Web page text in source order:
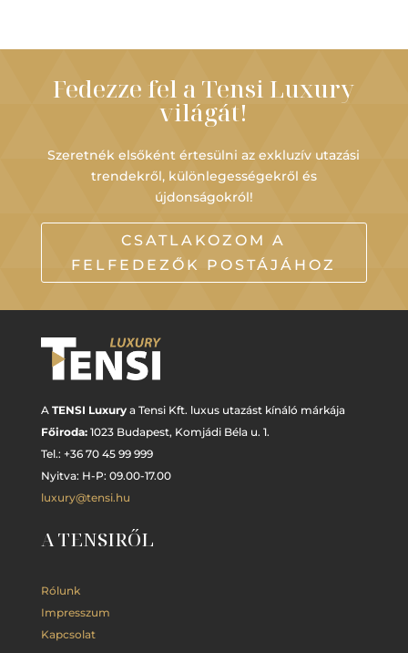
Fedezze fel a Tensi Luxury
világát!
Szeretnék elsőként értesülni az exkluzív utazási
trendekről, különlegességekről és
újdonságokról!
CSATLAKOZOM A
FELFEDEZŐK POSTÁJÁHOZ
A TENSI Luxurya Tensi Kft. luxus utazást kínáló márkája
Főiroda: 1023 Budapest, Komjádi Béla u. 1.
Tel.: +36 70 45 99 999
Nyitva: H-P: 09.00-17.00
luxury@tensi.hu
A TENSIRŐL
Rólunk
Impresszum
Kapcsolat